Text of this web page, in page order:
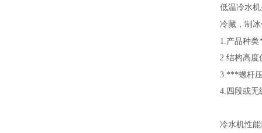
低温冷水
冷藏，制
1.产品种
2.结构高度
3.***螺杆
4. 四段或
冷水机性